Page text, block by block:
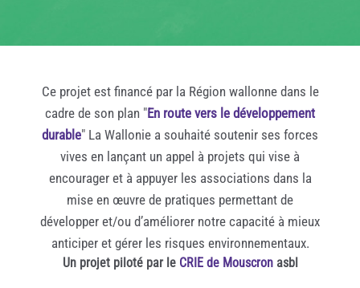
Ce projet est financé par la Région wallonne dans le
cadre de son plan "En route vers le développement
durable" La Wallonie a souhaité soutenir ses forces
vives en lançant un appel à projets qui vise à
encourager et à appuyer les associations dans la
mise en œuvre de pratiques permettant de
développer et/ou d’améliorer notre capacité à mieux
anticiper et gérer les risques environnementaux.
Un projet piloté par le CRIE de Mouscronasbl